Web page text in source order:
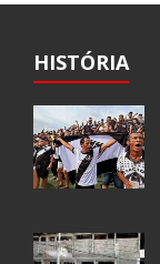
HISTÓRIA